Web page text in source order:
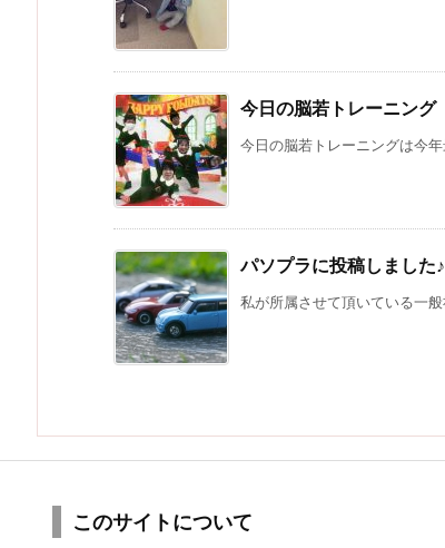
今日の脳若トレーニング
今日の脳若トレーニングは今
パソプラに投稿しました♪
私が所属させて頂いている一
このサイトについて